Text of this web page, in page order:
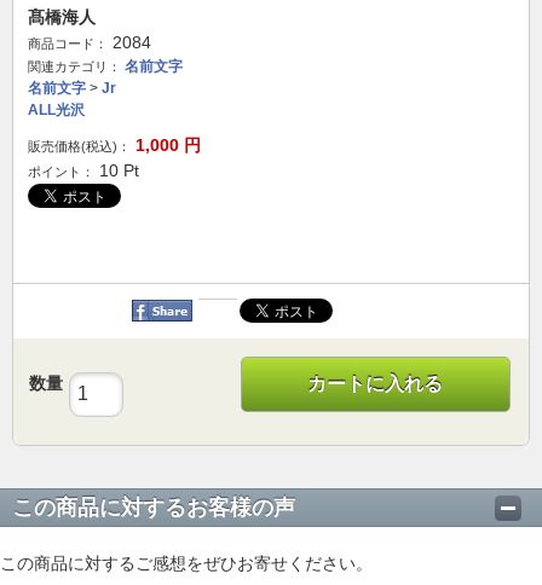
髙橋海人
商品コード： 2084
関連カテゴリ：
名前文字
名前文字 > Jr
ALL光沢
販売価格(税込)： 1,000 円
ポイント： 10 Pt
数量 カートに入れる
この商品に対するお客様の声
この商品に対するご感想をぜひお寄せください。